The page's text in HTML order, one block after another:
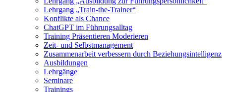
Lehrgang „Train-the-Trainer“
Konflikte als Chance
ChatGPT im Führungsalltag
Training Präsentieren Moderieren
Zeit- und Selbstmanagement
Zusammenarbeit verbessern durch Beziehungsintelligenz
Ausbildungen
Lehrgänge
Seminare
Trainings